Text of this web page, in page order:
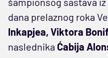
dana prelaznog roka
Inkapjea, Viktora
naslednika Ćabija